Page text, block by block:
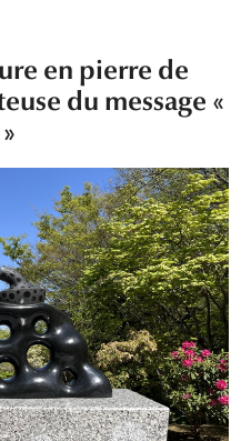
en pierre de
du message «